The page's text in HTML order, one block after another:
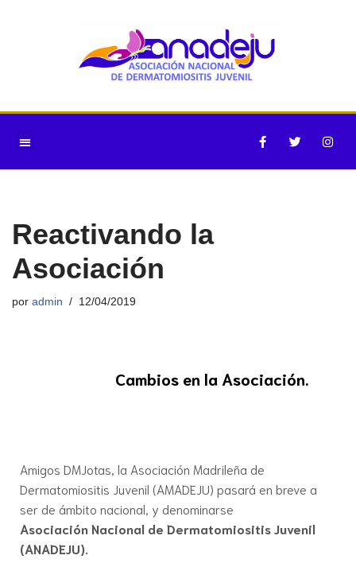
Reactivando la
Asociación
por admin 12/04/2019
Cambios en la Asociación.
Amigos DMJotas, la Asociación Madrileña de
Dermatomiositis Juvenil (AMADEJU) pasará en breve a
ser de ámbito nacional, y denominarse
Asociación Nacional de Dermatomiositis Juvenil
(ANADEJU).